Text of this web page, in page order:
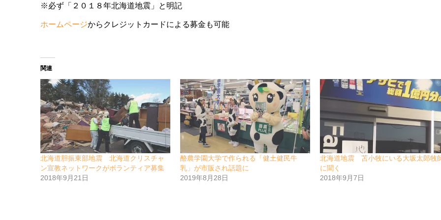
※必ず「２０１８年北海道地震」と明記
ホームページからクレジットカードによる募金も可能
関連
北海道胆振東部地震 北海道クリスチャ
ン宣教ネットワークがボランティア募集
2018年9月21日
酪農学園大学で作られる「健土健民牛
乳」が市販され話題に
2019年8月28日
北海道地震 苫小牧にいる大坂太郎牧
に聞く
2018年9月7日